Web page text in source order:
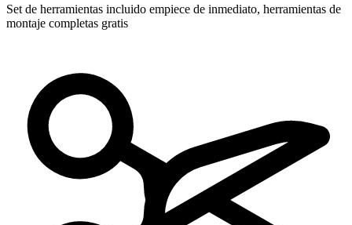
Set de herramientas incluido empiece de inmediato, herramientas de
montaje completas gratis